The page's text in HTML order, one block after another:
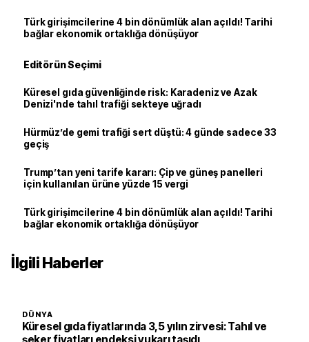
Türk girişimcilerine 4 bin dönümlük alan açıldı! Tarihi
bağlar ekonomik ortaklığa dönüşüyor
Editörün Seçimi
Küresel gıda güvenliğinde risk: Karadeniz ve Azak
Denizi'nde tahıl trafiği sekteye uğradı
Hürmüz’de gemi trafiği sert düştü: 4 günde sadece 33
geçiş
Trump’tan yeni tarife kararı: Çip ve güneş panelleri
için kullanılan ürüne yüzde 15 vergi
Türk girişimcilerine 4 bin dönümlük alan açıldı! Tarihi
bağlar ekonomik ortaklığa dönüşüyor
İlgili Haberler
DÜNYA
Küresel gıda fiyatlarında 3,5 yılın zirvesi: Tahıl ve